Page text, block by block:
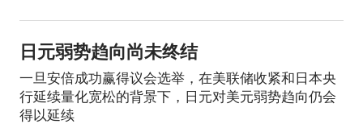
日元弱势趋向尚未终结
一旦安倍成功赢得议会选举，在美联储收紧和日本央
行延续量化宽松的背景下，日元对美元弱势趋向仍会
得以延续